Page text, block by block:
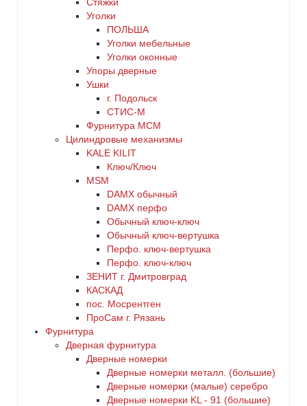
Уголки
ПОЛЬША
Уголки мебельные
Уголки оконные
Упоры дверные
Ушки
г. Подольск
СТИС-М
Фурнитура МСМ
Цилиндровые механизмы
KALE KILIT
Ключ/Ключ
MSM
DАMX обычный
DАMX перфо
Oбычный ключ-ключ
Обычный ключ-вертушка
Перфо. ключ-вертушка
Перфо. ключ-ключ
ЗЕНИТ г. Дмитровград
КАСКАД
пос. Мосрентген
ПроСам г. Рязань
Фурнитура
Дверная фурнитура
Дверные номерки
Дверные номерки металл. (большие)
Дверные номерки (малые) серебро
Дверные номерки KL - 91 (большие)